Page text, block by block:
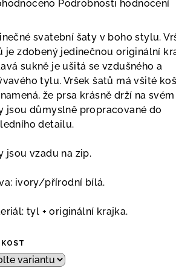
Podrobnosti hodnocení
svatební šaty v boho stylu.
je zdobený jedinečnou originální
sukně je ušitá se vzdušného a
tylu. Vršek šatů má všité
že prsa krásně drží na
jsou důmyslně propracované do
detailu.
jsou vzadu na zip.
ivory/přírodní bílá.
tyl + originální krajka.